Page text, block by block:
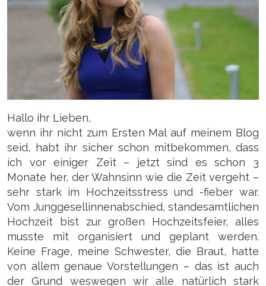
Hallo ihr Lieben,
wenn ihr nicht zum Ersten Mal auf meinem Blog
seid, habt ihr sicher schon mitbekommen, dass
ich vor einiger Zeit – jetzt sind es schon 3
Monate her, der Wahnsinn wie die Zeit vergeht –
sehr stark im Hochzeitsstress und -fieber war.
Vom Junggesellinnenabschied, standesamtlichen
Hochzeit bist zur großen Hochzeitsfeier, alles
musste mit organisiert und geplant werden.
Keine Frage, meine Schwester, die Braut, hatte
von allem genaue Vorstellungen – das ist auch
der Grund weswegen wir alle natürlich stark